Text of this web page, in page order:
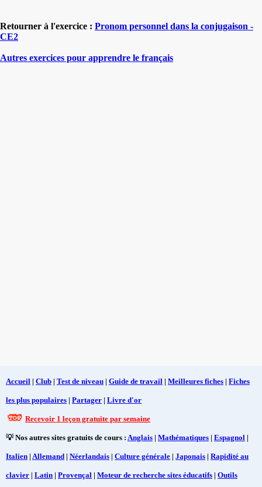
Retourner à l'exercice : Pronom personnel dans la conjugaison -
CE2
Autres exercices pour apprendre le français
Accueil | Club | Test de niveau | Guide de travail | Meilleures fiches | Fiches
les plus populaires | Partager | Livre d'or
Recevoir 1 leçon gratuite par semaine
💡 Nos autres sites gratuits de cours : Anglais | Mathématiques | Espagnol |
Italien | Allemand | Néerlandais | Culture générale | Japonais | Rapidité au
clavier | Latin | Provençal | Moteur de recherche sites éducatifs | Outils